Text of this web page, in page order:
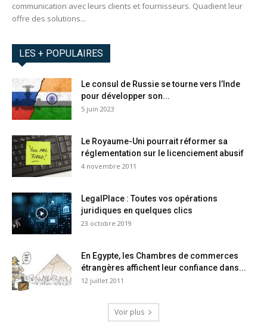
communication avec leurs clients et fournisseurs. Quadient leur
offre des solutions...
LES + POPULAIRES
Le consul de Russie se tourne vers l’Inde
pour développer son...
5 juin 2023
Le Royaume-Uni pourrait réformer sa
réglementation sur le licenciement abusif
4 novembre 2011
LegalPlace : Toutes vos opérations
juridiques en quelques clics
23 octobre 2019
En Egypte, les Chambres de commerces
étrangères affichent leur confiance dans...
12 juillet 2011
Voir plus